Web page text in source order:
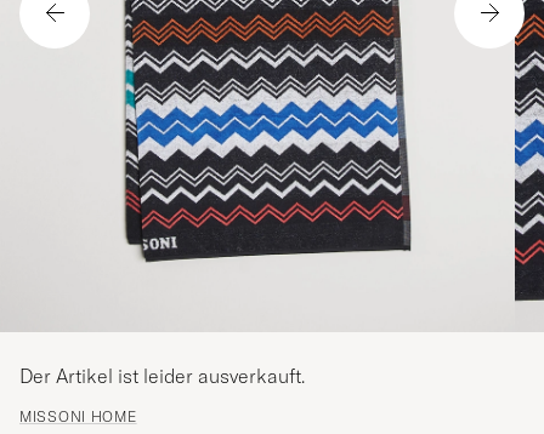
MISSONI HOME
Der Artikel ist leider ausverkauft.